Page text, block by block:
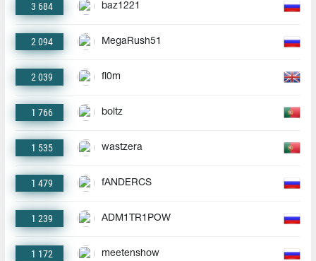
3 684 baz1221
2 094 MegaRush51
2 039 fl0m
1 766 boltz
1 535 wastzera
1 479 fANDERCS
1 239 ADM1TR1POW
1 172 meetenshow